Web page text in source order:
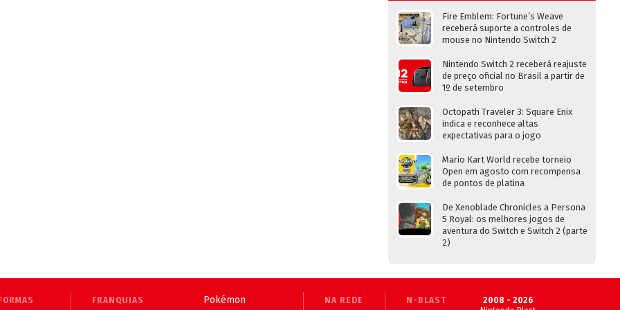
Fire Emblem: Fortune’s Weave
receberá suporte a controles de
mouse no Nintendo Switch 2
Nintendo Switch 2 receberá reajuste
de preço oficial no Brasil a partir de
1º de setembro
Octopath Traveler 3: Square Enix
indica e reconhece altas
expectativas para o jogo
Mario Kart World recebe torneio
Open em agosto com recompensa
de pontos de platina
De Xenoblade Chronicles a Persona
5 Royal: os melhores jogos de
aventura do Switch e Switch 2 (parte
2)
FRANQUIAS Pokémon NA REDE N-BLAST
2008 - 2026